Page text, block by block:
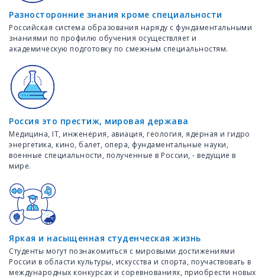
Разносторонние знания кроме специальности
Российская система образования наряду с фундаментальными
знаниями по профилю обучения осуществляет и
академическую подготовку по смежным специальностям.
Россия это престиж, мировая держава
Медицина, IT, инженерия, авиация, геология, ядерная и гидро
энергетика, кино, балет, опера, фундаментальные науки,
военные специальности, полученные в России, - ведущие в
мире.
Яркая и насыщенная студенческая жизнь
Студенты могут познакомиться с мировыми достижениями
России в области культуры, искусства и спорта, поучаствовать в
международных конкурсах и соревнованиях, приобрести новых